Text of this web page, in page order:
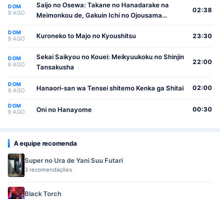
DOM
9 AGO
Saijo no Osewa: Takane no Hanadarake na
Meimonkou de, Gakuin Ichi no Ojousama
Osewa suru Koto ni Narimashita
02:38
DOM
9 AGO Kuroneko to Majo no Kyoushitsu 23:30
DOM
9 AGO
Sekai Saikyou no Kouei: Meikyuukoku no Shinjin
Tansakusha
22:00
DOM
9 AGO Hanaori-san wa Tensei shitemo Kenka ga Shitai 02:00
DOM
9 AGO Oni no Hanayome 00:30
A equipe recomenda
Super no Ura de Yani Suu Futari
3 recomendações
Black Torch